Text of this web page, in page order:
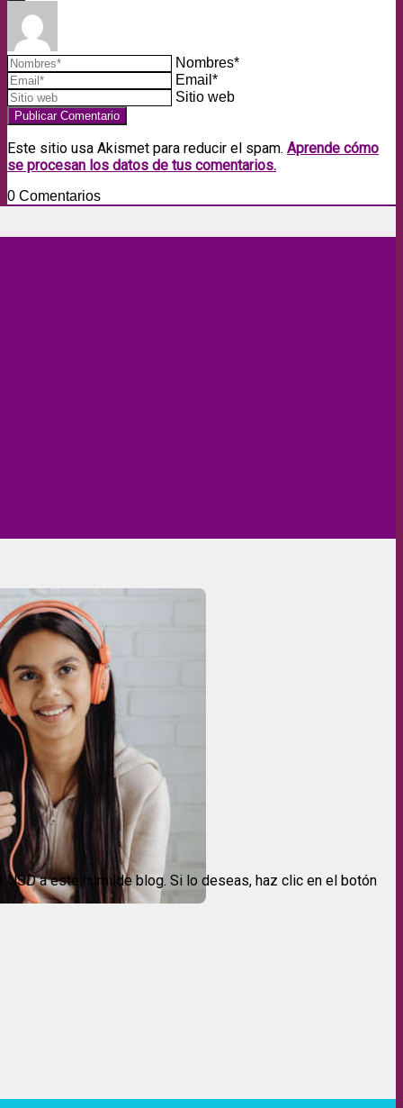
Nombres*
Email*
Sitio web
Este sitio usa Akismet para reducir el spam. Aprende cómo
se procesan los datos de tus comentarios.
0 Comentarios
USD a este humilde blog. Si lo deseas, haz clic en el botón